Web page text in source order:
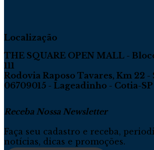
Localização
THE SQUARE OPEN MALL -
111
Rodovia Raposo Tavares, Km 22 -
06709015 - Lageadinho - Cotia-SP
Receba Nossa Newsletter
Faça seu cadastro e receba,
notícias, dicas e promoções.